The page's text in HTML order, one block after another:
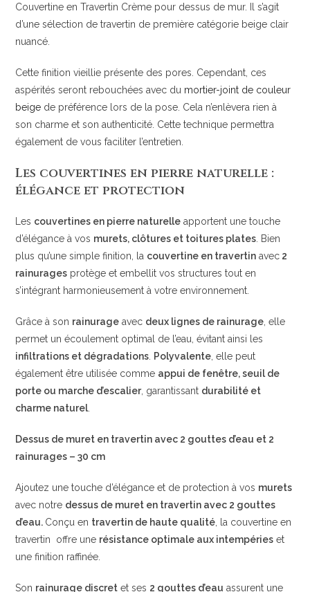
Couvertine en Travertin Crème pour dessus de mur. Il s’agit
d’une sélection de travertin de première catégorie beige clair
nuancé.
Cette finition vieillie présente des pores. Cependant, ces
aspérités seront rebouchées avec du mortier-joint de couleur
beige de préférence lors de la pose. Cela n’enlèvera rien à
son charme et son authenticité. Cette technique permettra
également de vous faciliter l’entretien.
Les couvertines en pierre naturelle :
élégance et protection
Les couvertines en pierre naturelle apportent une touche
d’élégance à vos murets, clôtures et toitures plates . Bien
plus qu’une simple finition, la couvertine en travertin avec 2
rainurages protège et embellit vos structures tout en
s’intégrant harmonieusement à votre environnement.
Grâce à son rainurage avec deux lignes de rainurage , elle
permet un écoulement optimal de l’eau, évitant ainsi les
infiltrations et dégradations Polyvalente , elle peut
également être utilisée comme appui de fenêtre, seuil de
porte ou marche d’escalier, garantissant durabilité et
charme naturel
Dessus de muret en travertin avec 2 gouttes d’eau et 2
rainurages – 30 cm
Ajoutez une touche d’élégance et de protection à vos murets
avec notre dessus de muret en travertin avec 2 gouttes
d’eau. Conçu en travertin de haute qualité , la couvertine en
travertin offre une résistance optimale aux intempéries et
une finition raffinée.
Son rainurage discret et ses 2 gouttes d’eau assurent une